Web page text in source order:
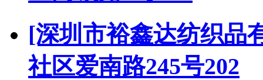
[深圳市裕鑫达纺织品
社区爱南路245号202